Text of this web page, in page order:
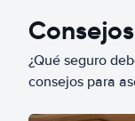
¿Qué seguro
consejos para